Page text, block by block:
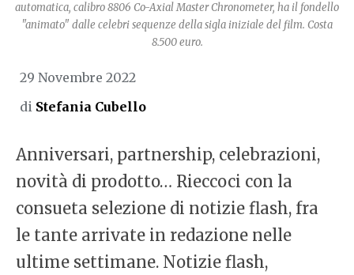
automatica, calibro 8806 Co-Axial Master Chronometer, ha il fondello
"animato" dalle celebri sequenze della sigla iniziale del film. Costa
8.500 euro.
29 Novembre 2022
di Stefania Cubello
Anniversari, partnership, celebrazioni,
novità di prodotto… Rieccoci con la
consueta selezione di notizie flash, fra
le tante arrivate in redazione nelle
ultime settimane. Notizie flash,